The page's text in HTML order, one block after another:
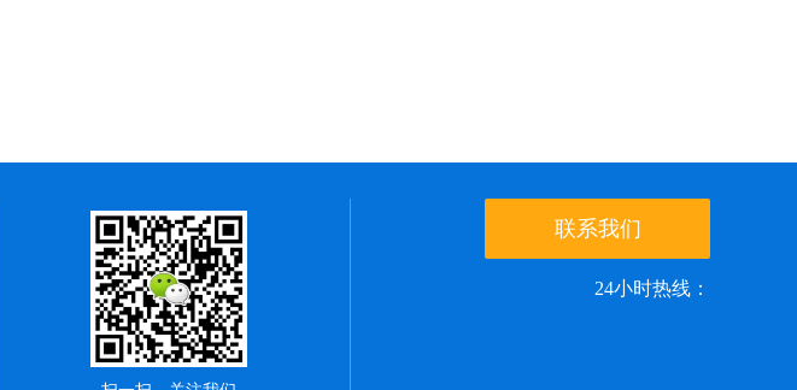
联系我们
24小时热线：